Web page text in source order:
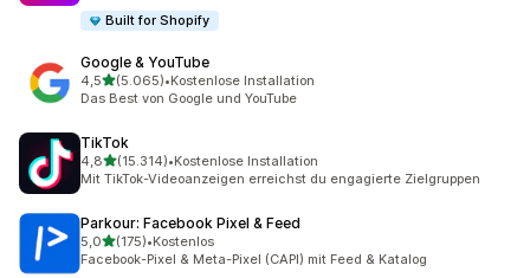
Built for Shopify
Google & YouTube
4,5von 5 Sternen
(5.065)
5065 Rezensionen insgesamt
•Kostenlose Installation
Das Best von Google und YouTube
TikTok
4,8von 5 Sternen
(15.314)
15314 Rezensionen insgesamt
•Kostenlose Installation
Mit TikTok-Videoanzeigen erreichst du engagierte Zielgruppen
Parkour: Facebook Pixel & Feed
5,0von 5 Sternen
(175)
175 Rezensionen insgesamt
•Kostenlos
Facebook-Pixel & Meta-Pixel (CAPI) mit Feed & Katalog